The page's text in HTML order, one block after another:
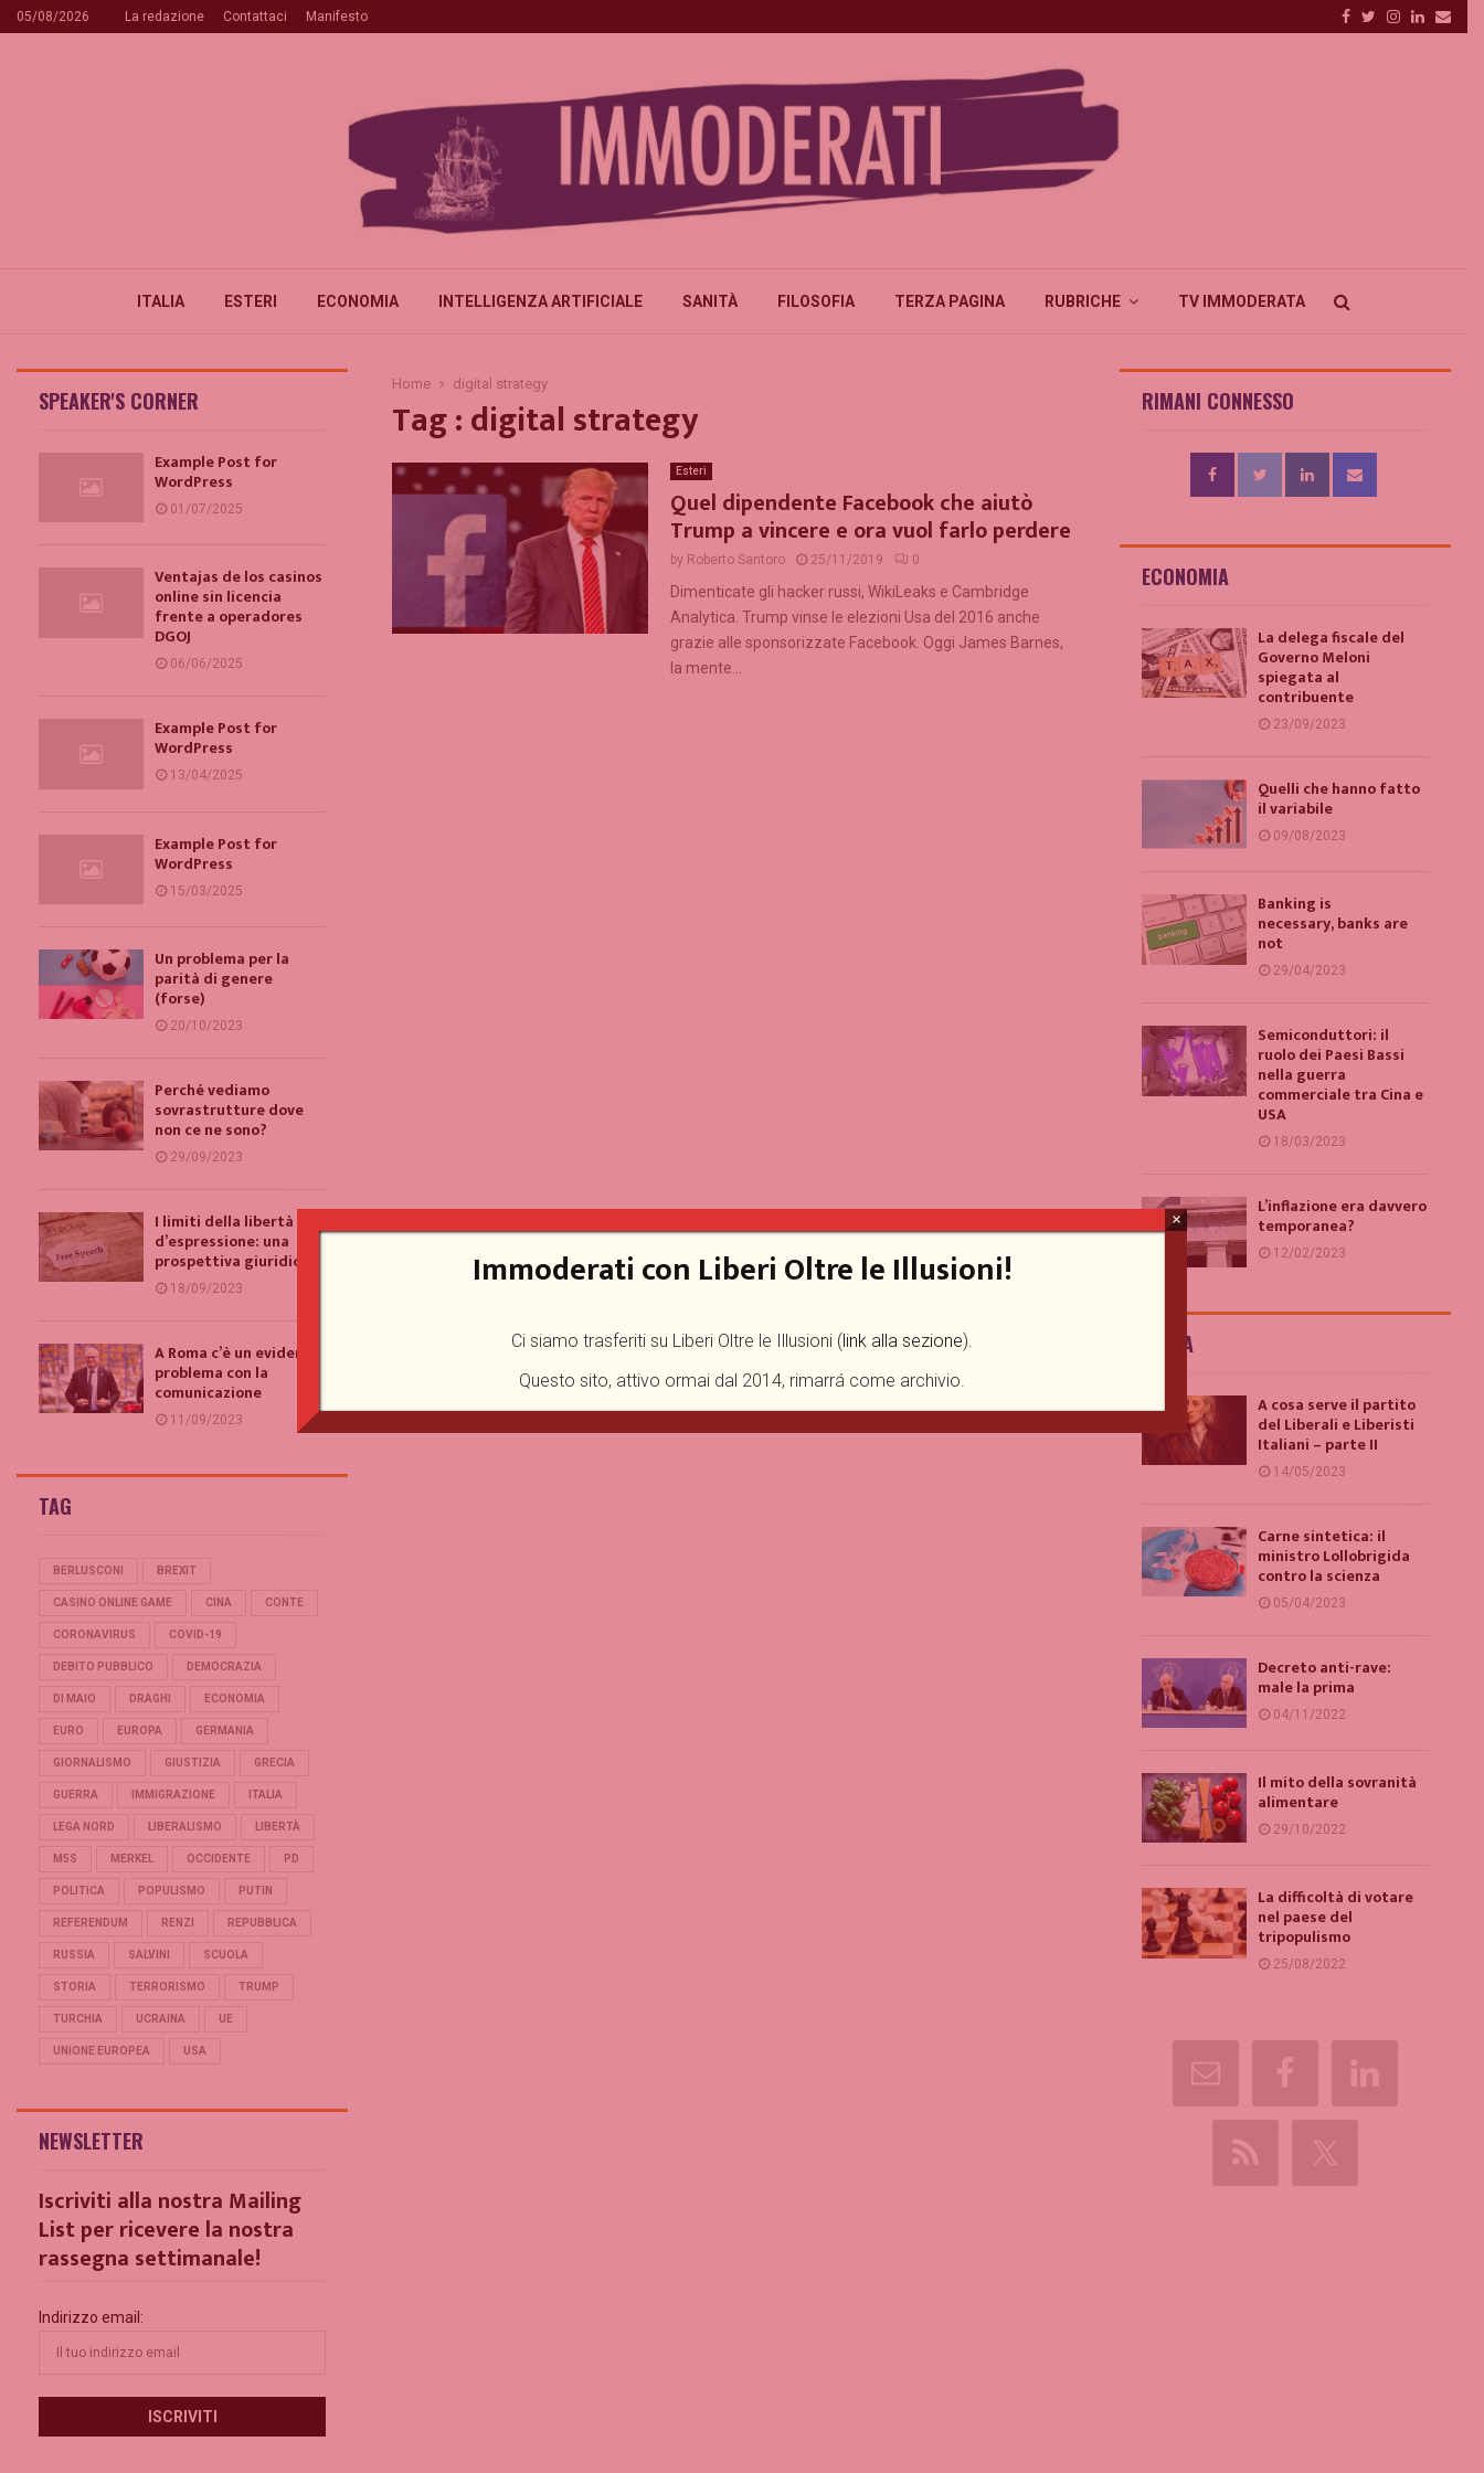
05/08/2026 La redazione Contattaci Manifesto Facebook
Twitter
Instagram
Linkedin
ITALIA ESTERI ECONOMIA INTELLIGENZA ARTIFICIALE SANITÀ FILOSOFIA TERZA PAGINA RUBRICHE TV IMMODERATA
Home digital strategy
Tag : digital strategy
Esteri
Quel dipendente Facebook che aiutò
Trump a vincere e ora vuol farlo perdere
by Roberto Santoro 25/11/2019 0
Dimenticate gli hacker russi, WikiLeaks e Cambridge
Analytica. Trump vinse le elezioni Usa del 2016 anche
grazie alle sponsorizzate Facebook. Oggi James Barnes,
la mente...
SPEAKER'S CORNER
Example Post for
WordPress
01/07/2025
Ventajas de los casinos
online sin licencia
frente a operadores
DGOJ
06/06/2025
Example Post for
WordPress
13/04/2025
Example Post for
WordPress
15/03/2025
Un problema per la
parità di genere
(forse)
20/10/2023
Perché vediamo
sovrastrutture dove
non ce ne sono?
29/09/2023
I limiti della libertà
d’espressione: una
prospettiva giuridica
18/09/2023
A Roma c’è un evidente
problema con la
comunicazione
11/09/2023
TAG
BERLUSCONI BREXIT
CASINO ONLINE GAME CINA CONTE
CORONAVIRUS COVID-19
DEBITO PUBBLICO DEMOCRAZIA
DI MAIO DRAGHI ECONOMIA
EURO EUROPA GERMANIA
GIORNALISMO GIUSTIZIA GRECIA
GUERRA IMMIGRAZIONE ITALIA
LEGA NORD LIBERALISMO LIBERTÀ
M5S MERKEL OCCIDENTE PD
POLITICA POPULISMO PUTIN
REFERENDUM RENZI REPUBBLICA
RUSSIA SALVINI SCUOLA
STORIA TERRORISMO TRUMP
TURCHIA UCRAINA UE
UNIONE EUROPEA USA
NEWSLETTER
Iscriviti alla nostra Mailing
List per ricevere la nostra
rassegna settimanale!
Indirizzo email:
RIMANI CONNESSO
ECONOMIA
La delega fiscale del
Governo Meloni
spiegata al
contribuente
23/09/2023
Quelli che hanno fatto
il variabile
09/08/2023
Banking is
necessary, banks are
not
29/04/2023
Semiconduttori: il
ruolo dei Paesi Bassi
nella guerra
commerciale tra Cina e
USA
18/03/2023
L’inflazione era davvero
temporanea?
12/02/2023
ITALIA
A cosa serve il partito
del Liberali e Liberisti
Italiani – parte II
14/05/2023
Carne sintetica: il
ministro Lollobrigida
contro la scienza
05/04/2023
Decreto anti-rave:
male la prima
04/11/2022
Il mito della sovranità
alimentare
29/10/2022
La difficoltà di votare
nel paese del
tripopulismo
25/08/2022
Immoderati con Liberi Oltre le Illusioni!
Ci siamo trasferiti su Liberi Oltre le Illusioni (link alla sezione).
Questo sito, attivo ormai dal 2014, rimarrá come archivio.
×